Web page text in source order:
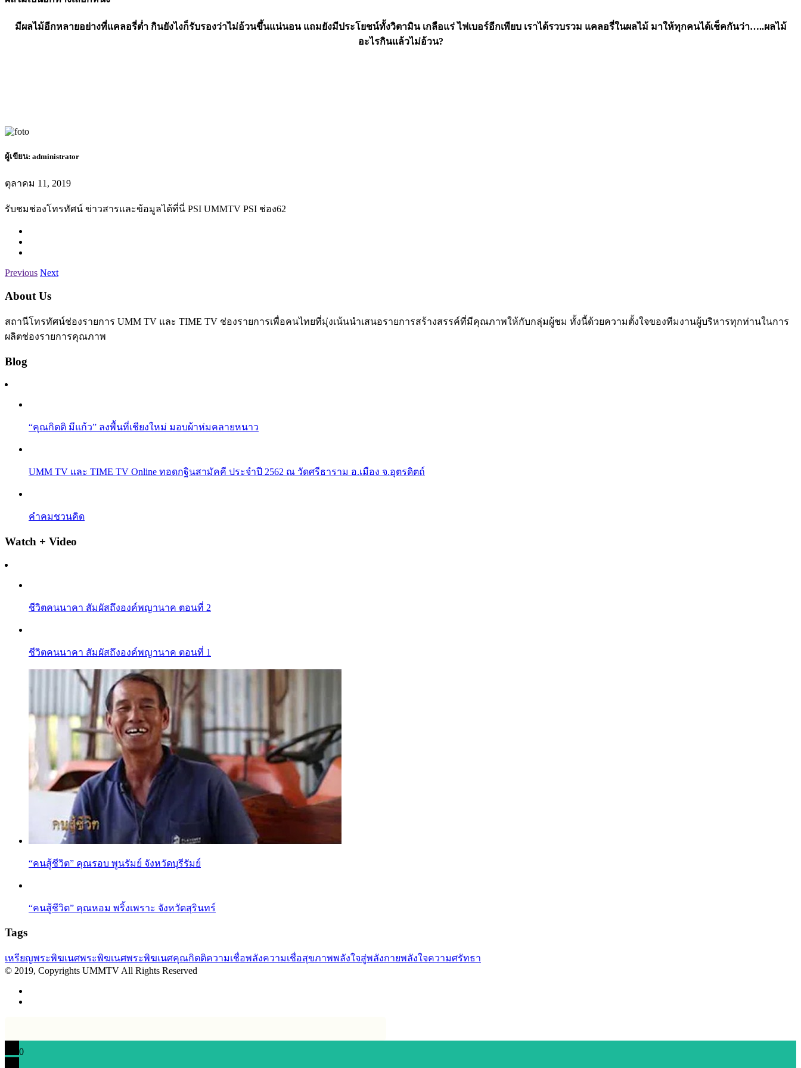
มีผลไม้อีกหลายอย่างที่แคลอรี่ต่ำ กินยังไงก็รับรองว่าไม่อ้วนขึ้นแน่นอน แถมยังมีประโยชน์ทั้งวิตามิน เกลือแร่ ไฟเบอร์อีกเพียบ เราได้รวบรวม แคลอรี่ในผลไม้ มาให้ทุกคนได้เช็คกันว่า…..ผลไม้
อะไรกินแล้วไม่อ้วน?
ผู้เขียน: administrator
ตุลาคม 11, 2019
รับชมช่องโทรทัศน์ ข่าวสารและข้อมูลได้ที่นี่ PSI UMMTV PSI ช่อง62
Previous Next
About Us
สถานีโทรทัศน์ช่องรายการ UMM TV และ TIME TV ช่องรายการเพื่อคนไทยที่มุ่งเน้นนำเสนอรายการสร้างสรรค์ที่มีคุณภาพให้กับกลุ่มผู้ชม ทั้งนี้ด้วยความตั้งใจของทีมงานผู้บริหารทุกท่านในการ
ผลิตช่องรายการคุณภาพ
Blog
“คุณกิตติ มีแก้ว” ลงพื้นที่เชียงใหม่ มอบผ้าห่มคลายหนาว
UMM TV และ TIME TV Online ทอดกฐินสามัคคี ประจำปี 2562 ณ วัดศรีธาราม อ.เมือง จ.อุตรดิตถ์
คำคมชวนคิด
Watch + Video
ชีวิตคนนาคา สัมผัสถึงองค์พญานาค ตอนที่ 2
ชีวิตคนนาคา สัมผัสถึงองค์พญานาค ตอนที่ 1
“คนสู้ชีวิต” คุณรอบ พูนรัมย์ จังหวัดบุรีรัมย์
“คนสู้ชีวิต” คุณหอม พริ้งเพราะ จังหวัดสุรินทร์
Tags
เหรียญพระพิฆเนศพระพิฆเนศพระพิฆเนศคุณกิตติความเชื่อพลังความเชื่อสุขภาพพลังใจสู่พลังกายพลังใจความศรัทธา
© 2019, Copyrights UMMTV All Rights Reserved
0